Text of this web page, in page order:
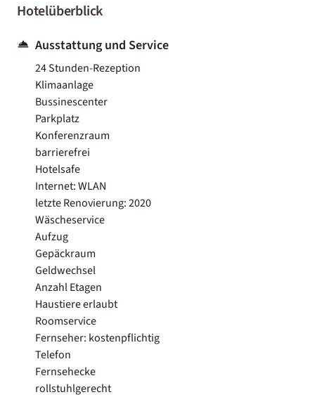
Hotelüberblick
Ausstattung und Service
24 Stunden-Rezeption
Klimaanlage
Bussinescenter
Parkplatz
Konferenzraum
barrierefrei
Hotelsafe
Internet: WLAN
letzte Renovierung: 2020
Wäscheservice
Aufzug
Gepäckraum
Geldwechsel
Anzahl Etagen
Haustiere erlaubt
Roomservice
Fernseher: kostenpflichtig
Telefon
Fernsehecke
rollstuhlgerecht